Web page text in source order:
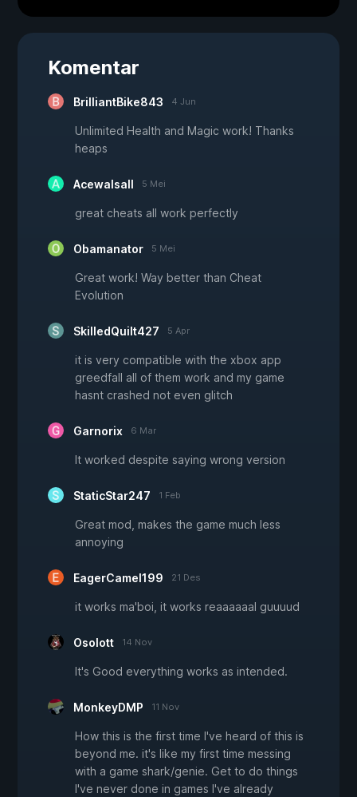
Komentar
BrilliantBike843 4 Jun
Unlimited Health and Magic work! Thanks
heaps
Acewalsall 5 Mei
great cheats all work perfectly
Obamanator 5 Mei
Great work! Way better than Cheat
Evolution
SkilledQuilt427 5 Apr
it is very compatible with the xbox app
greedfall all of them work and my game
hasnt crashed not even glitch
Garnorix 6 Mar
It worked despite saying wrong version
StaticStar247 1 Feb
Great mod, makes the game much less
annoying
EagerCamel199 21 Des
it works ma'boi, it works reaaaaaal guuuud
Osolott 14 Nov
It's Good everything works as intended.
MonkeyDMP 11 Nov
How this is the first time I've heard of this is
beyond me. it's like my first time messing
with a game shark/genie. Get to do things
I've never done in games I've already